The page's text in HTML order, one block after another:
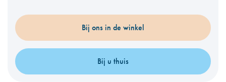
Bij ons in de winkel
Bij u thuis